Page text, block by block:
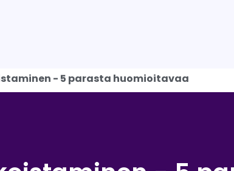
- 5 parasta huomioitavaa